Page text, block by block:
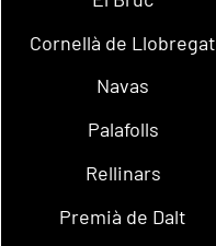
Cornellà de Llobregat
Navas
Palafolls
Rellinars
Premià de Dalt